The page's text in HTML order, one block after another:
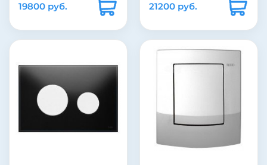
19800 руб. 21200 руб.